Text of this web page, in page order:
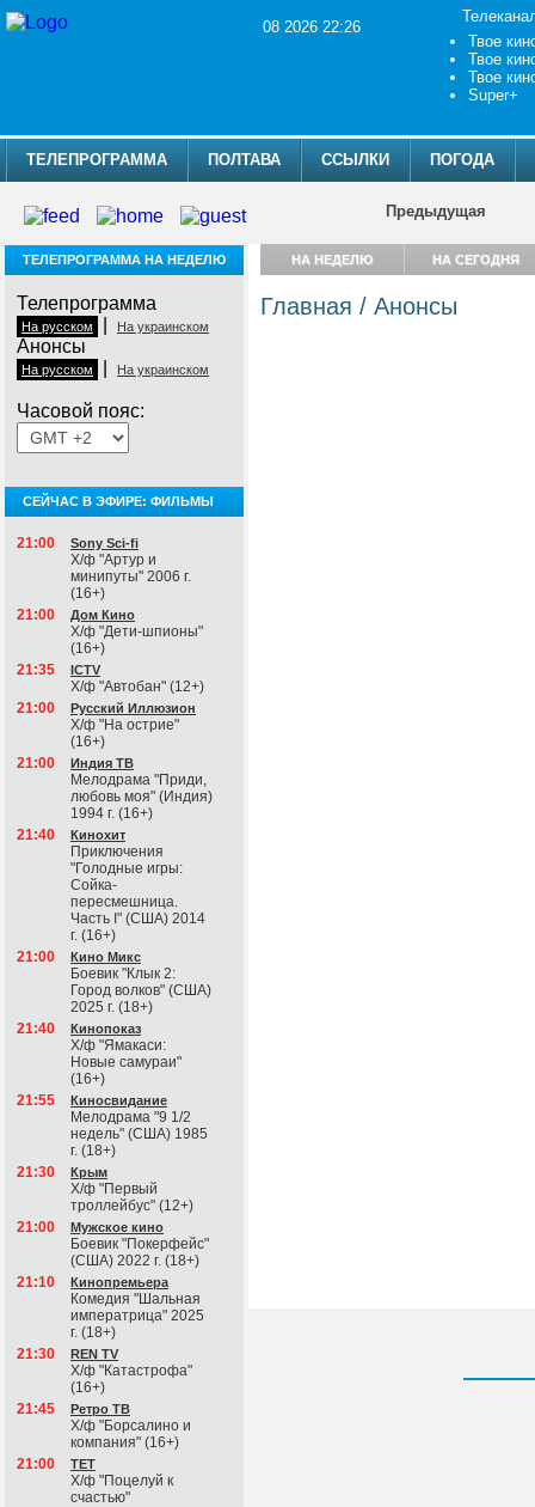
08 2026 22:26
Твое
Твое
Твое
Super+
ТЕЛЕПРОГРАММА ПОЛТАВА ССЫЛКИ ПОГОДА
Предыдущая
ТЕЛЕПРОГРАММА НА НЕДЕЛЮ
Телепрограмма
На русском На украинском
Анонсы
На русском На украинском
Часовой пояс:
СЕЙЧАС В ЭФИРЕ: ФИЛЬМЫ
21:00 Sony Sci-fi
Х/ф "Артур и
минипуты" 2006 г.
(16+)
21:00
Дом Кино
Х/ф "Дети-шпионы"
(16+)
21:35
ICTV
Х/ф "Автобан" (12+)
21:00
Русский Иллюзион
Х/ф "На острие"
(16+)
21:00
Индия ТВ
Мелодрама "Приди,
любовь моя" (Индия)
1994 г. (16+)
21:40
Кинохит
Приключения
"Голодные игры:
Сойка-
пересмешница.
Часть I" (США) 2014
г. (16+)
21:00
Кино Микс
Боевик "Клык 2:
Город волков" (США)
2025 г. (18+)
21:40
Кинопоказ
Х/ф "Ямакаси:
Новые самураи"
(16+)
21:55
Киносвидание
Мелодрама "9 1/2
недель" (США) 1985
г. (18+)
21:30
Крым
Х/ф "Первый
троллейбус" (12+)
21:00
Мужское кино
Боевик "Покерфейс"
(США) 2022 г. (18+)
21:10
Кинопремьера
Комедия "Шальная
императрица" 2025
г. (18+)
21:30
REN TV
Х/ф "Катастрофа"
(16+)
21:45
Ретро ТВ
Х/ф "Борсалино и
компания" (16+)
21:00
ТЕТ
Х/ф "Поцелуй к
счастью"
НА НЕДЕЛЮ НА СЕГОДНЯ
Главная / Анонсы